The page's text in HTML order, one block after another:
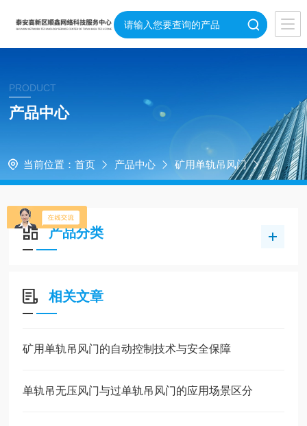
PRODUCT
产品中心
当前位置： 首页 产品中心 矿用单轨吊风门
产品分类
相关文章
矿用单轨吊风门的自动控制技术与安全保障
单轨吊无压风门与过单轨吊风门的应用场景区分